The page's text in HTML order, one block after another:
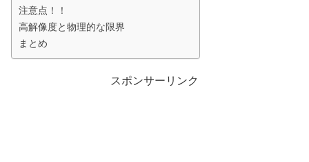
注意点！！
高解像度と物理的な限界
まとめ
スポンサーリンク